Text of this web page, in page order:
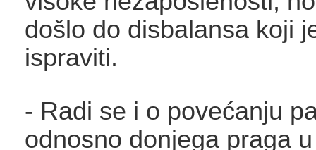
došlo do disbalansa koji
ispraviti.
- Radi se i o povećanju
odnosno donjega praga